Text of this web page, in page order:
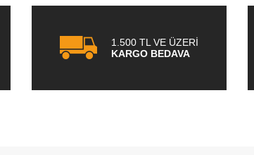
1.500 TL VE ÜZERİ
KARGO BEDAVA